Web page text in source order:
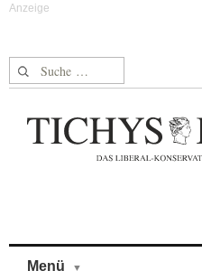
Suche nach:
Menü